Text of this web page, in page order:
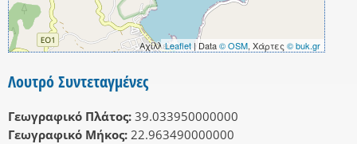
Leaflet| Data© OSM, Χάρτες © buk.gr
Λουτρό Συντεταγμένες
Γεωγραφικό Πλάτος: 39.033950000000
Γεωγραφικό Μήκος: 22.963490000000